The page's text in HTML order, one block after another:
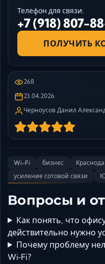
Телефон для связи:
+7 (918) 807-
ПОЛУЧИТЬ
268
23.04.2026
Черноусов Данил
Wi-Fi бизнес
усиление сотовой связи
Вопросы и
Как понять, что
действительно нужно
Почему проблему
Wi‑Fi?